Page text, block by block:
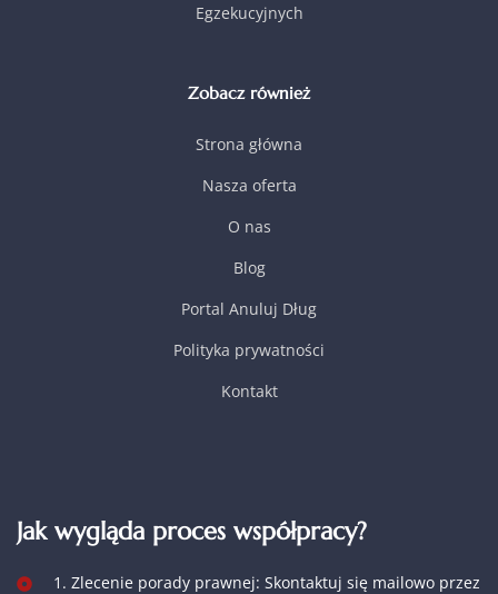
Egzekucyjnych
Zobacz również
Strona główna
Nasza oferta
O nas
Blog
Portal Anuluj Dług
Polityka prywatności
Kontakt
Jak wygląda proces współpracy?
1. Zlecenie porady prawnej: Skontaktuj się mailowo przez